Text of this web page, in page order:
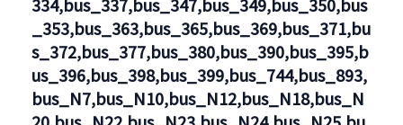
334,bus_337,bus_347,bus_349,bus_350,bus
_353,bus_363,bus_365,bus_369,bus_371,bu
s_372,bus_377,bus_380,bus_390,bus_395,b
us_396,bus_398,bus_399,bus_744,bus_893,
bus_N7,bus_N10,bus_N12,bus_N18,bus_N